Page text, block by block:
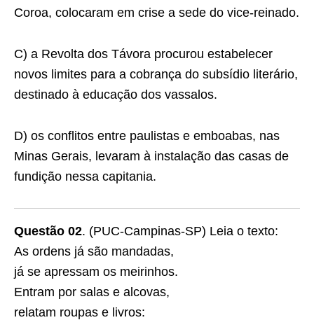
Coroa, colocaram em crise a sede do vice-reinado.
C) a Revolta dos Távora procurou estabelecer
novos limites para a cobrança do subsídio literário,
destinado à educação dos vassalos.
D) os conﬂitos entre paulistas e emboabas, nas
Minas Gerais, levaram à instalação das casas de
fundição nessa capitania.
Questão 02. (PUC-Campinas-SP) Leia o texto:
As ordens já são mandadas,
já se apressam os meirinhos.
Entram por salas e alcovas,
relatam roupas e livros: